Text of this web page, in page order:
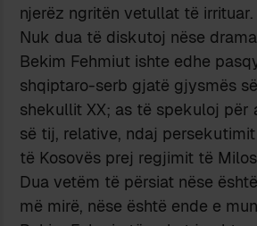
njerëz ngritën vetullat të irrituar.
Nuk dua të diskutoj nëse
Bekim Fehmiut ishte edhe
shqiptaro-serb gjatë gjysmës
shekullit XX; as të spekuloj për
së tij, relative, ndaj
të Kosovës prej regjimit të
Dua vetëm të përsiat nëse
më mirë, nëse është ende e